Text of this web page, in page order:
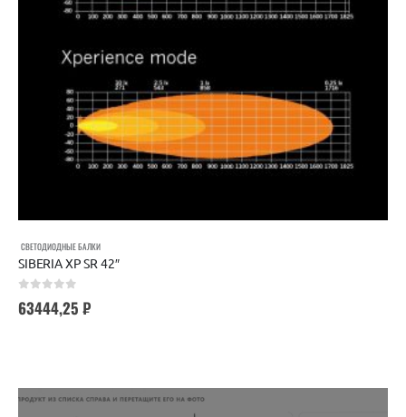
СВЕТОДИОДНЫЕ БАЛКИ
SIBERIA XP SR 42″
63444,25 ₽